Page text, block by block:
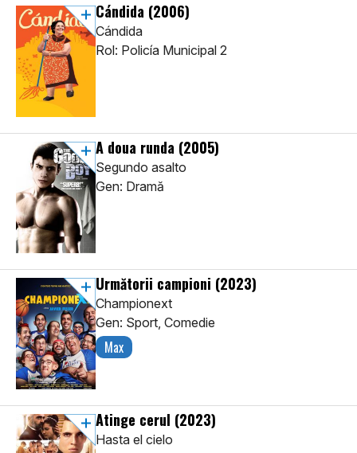
Cándida (2006)
Cándida
Rol: Policía Municipal 2
A doua runda (2005)
Segundo asalto
Gen: Dramă
Următorii campioni (2023)
Championext
Gen: Sport, Comedie
Max
Atinge cerul (2023)
Hasta el cielo